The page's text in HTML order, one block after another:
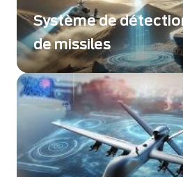
Système de
de missiles
Exosens fournit une
Détection de Départ de
assurant une protection
contre les missiles.